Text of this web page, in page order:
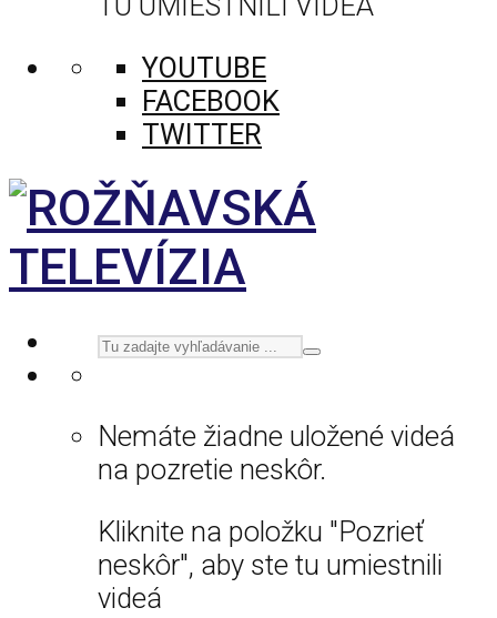
YOUTUBE
FACEBOOK
TWITTER
Nemáte žiadne uložené videá
na pozretie neskôr.
Kliknite na položku "Pozrieť
neskôr", aby ste tu umiestnili
videá